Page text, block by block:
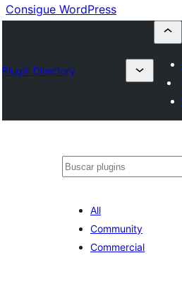
Consigue WordPress
Plugin Directory
Buscar
All
Community
Commercial